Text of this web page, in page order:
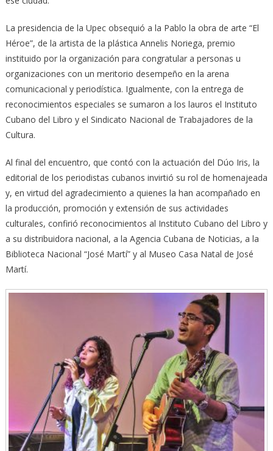
La presidencia de la Upec obsequió a la Pablo la obra de arte “El
Héroe”, de la artista de la plástica Annelis Noriega, premio
instituido por la organización para congratular a personas u
organizaciones con un meritorio desempeño en la arena
comunicacional y periodística. Igualmente, con la entrega de
reconocimientos especiales se sumaron a los lauros el Instituto
Cubano del Libro y el Sindicato Nacional de Trabajadores de la
Cultura.
Al final del encuentro, que contó con la actuación del Dúo Iris, la
editorial de los periodistas cubanos invirtió su rol de homenajeada
y, en virtud del agradecimiento a quienes la han acompañado en
la producción, promoción y extensión de sus actividades
culturales, confirió reconocimientos al Instituto Cubano del Libro y
a su distribuidora nacional, a la Agencia Cubana de Noticias, a la
Biblioteca Nacional “José Martí” y al Museo Casa Natal de José
Martí.